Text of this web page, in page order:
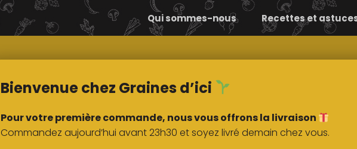
TOUS NOS
Comment ça
marche ?
Nos
Qui sommes-nous Recettes et
DESCRIPTION
Bienvenue chez Graines d’ici
Pour votre première commande, nous vous offrons la livraison
Commandez aujourd’hui avant 23h30 et soyez livré demain chez vous.